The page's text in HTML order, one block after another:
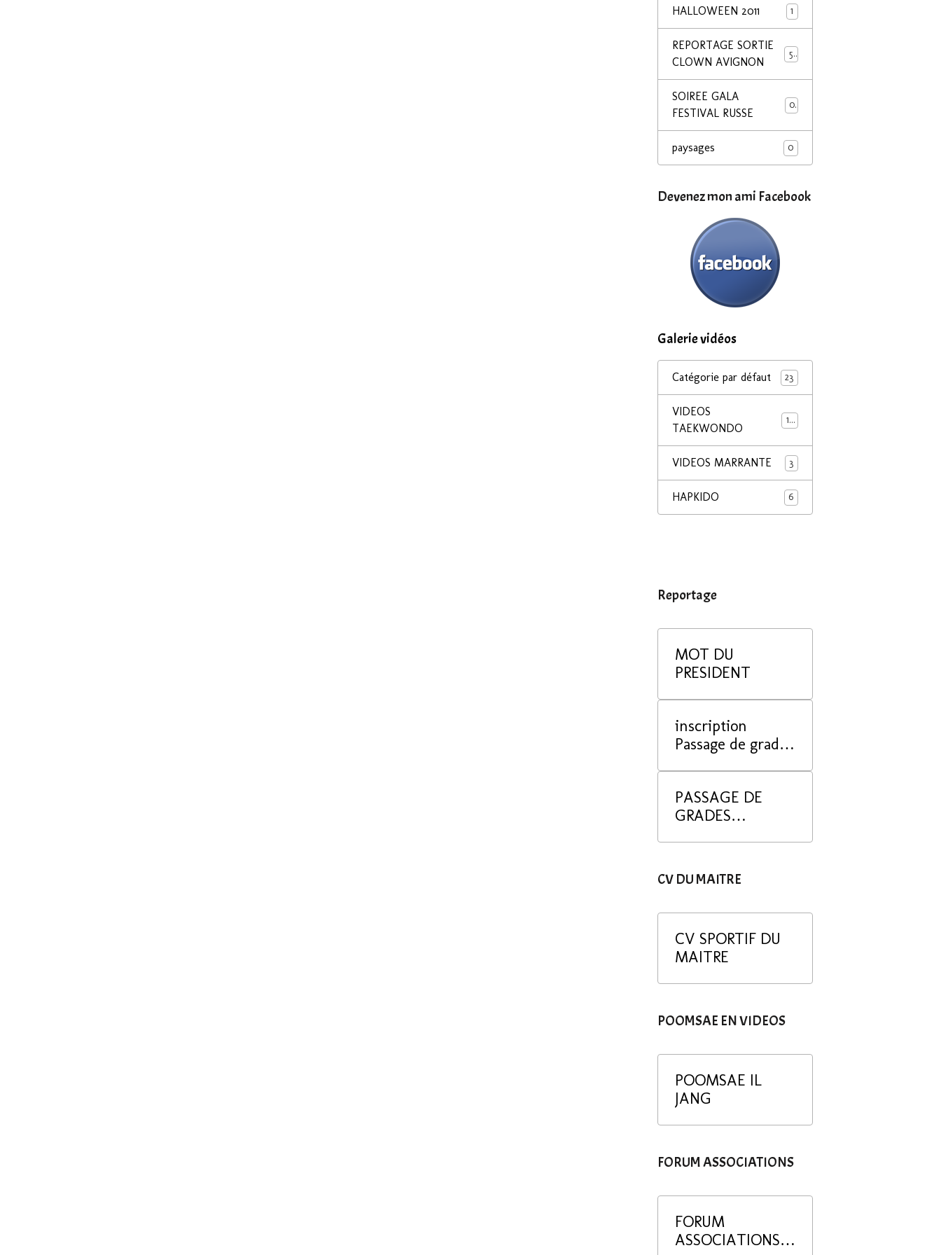
HALLOWEEN 2011 1
REPORTAGE SORTIE
CLOWN AVIGNON
55
SOIREE GALA
FESTIVAL RUSSE
0
paysages 0
Devenez mon ami Facebook
Galerie vidéos
Catégorie par défaut 23
VIDEOS
TAEKWONDO
16
VIDEOS MARRANTE 3
HAPKIDO 6
Reportage
MOT DU
PRESIDENT
inscription
Passage de grade
PASSAGE DE
GRADES
CV DU MAITRE
CV SPORTIF DU
MAITRE
POOMSAE EN VIDEOS
POOMSAE IL
JANG
FORUM ASSOCIATIONS
FORUM
ASSOCIATIONS